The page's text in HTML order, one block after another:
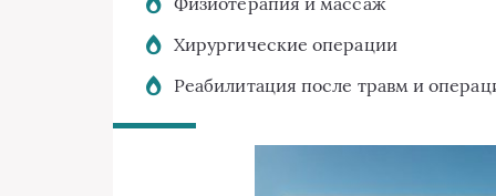
Хирургические операции
Реабилитация после травм и